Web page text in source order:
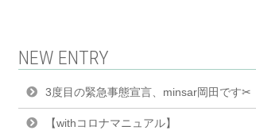
NEW ENTRY
3度目の緊急事態宣言、minsar岡田です✂︎
【withコロナマニュアル】